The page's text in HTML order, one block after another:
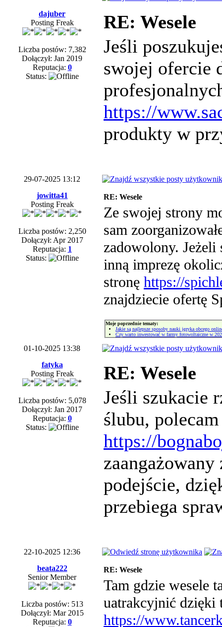
dajuber
Posting Freak
Liczba postów: 7,382
Dołączył: Jan 2019
Reputacja: 0
Status:
RE: Wesele
Jeśli
swojej ofercie
https://
produkty w
29-07-2025 13:12
jowitta41
Posting Freak
Liczba postów: 2,250
Dołączył: Apr 2017
Reputacja: 1
Status:
RE: Wesele
Ze swojej strony
sam
zadowolony.
inną imprezę
stronę https://
znajdziecie ofertę
Moje poprzednie tematy:
Jakie są najlepsze sposoby nauki języka obcego
Czy warto inwestować w farmy fotowoltaiczne w
01-10-2025 13:38
fatyka
Posting Freak
Liczba postów: 5,078
Dołączył: Jan 2017
Reputacja: 0
Status:
RE: Wesele
Jeśli szukacie
ślubu,
https://
podejście,
przebiega
22-10-2025 12:36
beata222
Senior Member
Liczba postów: 513
Dołączył: Mar 2015
Reputacja: 0
RE: Wesele
Tam gdzie wesele
uatrakcyjnić dzięki
https://